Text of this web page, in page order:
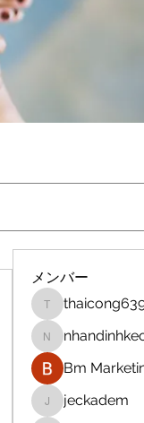
メンバー
thaicong63977
Bm
jeckadem
jeckadem